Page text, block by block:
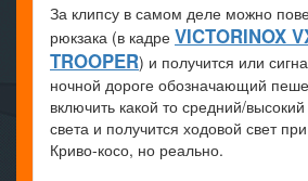
За клипсу в самом деле можно
рюкзака (в кадре VICTORINOX
TROOPER) и получится или
ночной дороге обозначающий
включить какой то средний/
света и получится ходовой свет
Криво-косо, но реально.